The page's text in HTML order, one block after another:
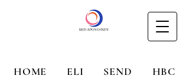
HOME ELI SEND HBC